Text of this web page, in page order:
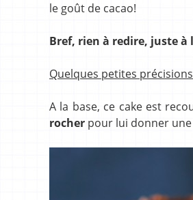
le goût de cacao!
Bref, rien à redire, juste à
Quelques petites
A la base, ce cake est
rocher pour lui donner